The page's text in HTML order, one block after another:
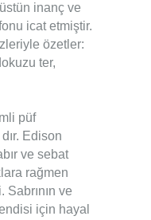
inanç ve
icat etmiştir.
özetler:
ter,
püf
Edison
ve sebat
rağmen
Sabrının ve
için hayal